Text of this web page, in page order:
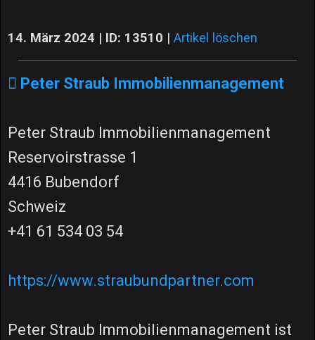
14. März 2024 | ID: 13510 | Artikel löschen
Peter Straub Immobilienmanagement
Peter Straub Immobilienmanagement
Reservoirstrasse 1
4416 Bubendorf
Schweiz
+41 61 534 03 54
https://www.straubundpartner.com
Peter Straub Immobilienmanagement ist